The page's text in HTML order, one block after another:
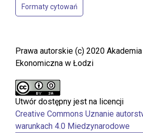
Formaty cytowań
Prawa autorskie (c) 2020
Ekonomiczna w Łodzi
Utwór dostępny jest na licencji
Creative Commons Uznanie
warunkach 4.0 Miedzynarodowe